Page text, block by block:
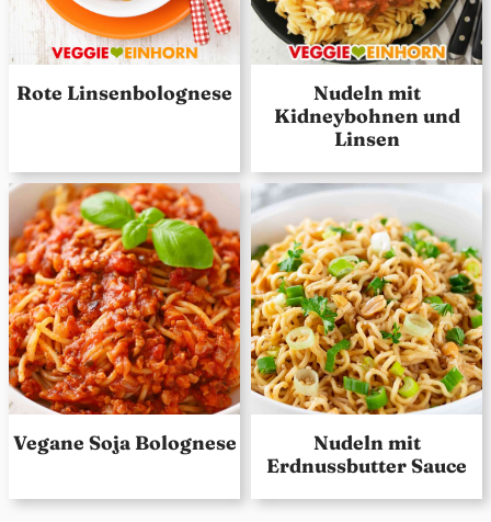
Rote Linsenbolognese
Nudeln mit
Kidneybohnen und
Linsen
Vegane Soja Bolognese
Nudeln mit
Erdnussbutter Sauce